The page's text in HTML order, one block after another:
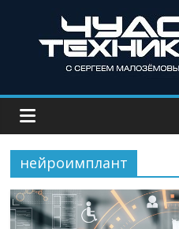
нейроимплант